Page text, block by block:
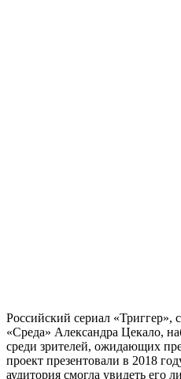
Российский сериал
«Среда» Александра Цекало,
среди зрителей, ожидающих
проект презентовали в 2018
аудитория смогла увидеть его